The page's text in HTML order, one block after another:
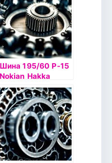
Шина 195/60 Р-15
Nokian Hakka
88H б/к